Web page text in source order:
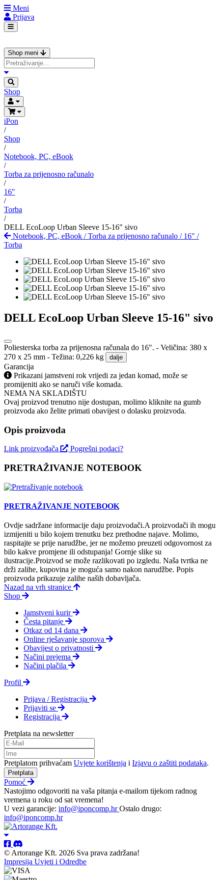
Meni
Prijava
Shop meni
Shop
iPon
/
Shop
/
Notebook, PC, eBook
/
Torba za prijenosno računalo
/
16"
/
Torba
/
DELL EcoLoop Urban Sleeve 15-16" sivo
Notebook, PC, eBook /Torba za prijenosno računalo / 16" /
Torba
DELL EcoLoop Urban Sleeve 15-16" sivo
Poliesterska torba za prijenosna računala do 16". - Veličina: 380 x
270 x 25 mm - Težina: 0,226 kg
dalje
Garancija
Prikazani jamstveni rok vrijedi za jedan komad, može se
promijeniti ako se naruči više komada.
NEMA NA SKLADIŠTU
Ovaj proizvod trenutno nije dostupan, molimo kliknite na gumb
proizvoda ako želite primati obavijest o dolasku proizvoda.
Opis proizvoda
Link proizvođača Pogrešni podaci?
PRETRAŽIVANJE NOTEBOOK
PRETRAŽIVANJE NOTEBOOK
Ovdje sadržane informacije daju proizvodači.A proizvodači ih mogu
izmijeniti u bilo kojem trenutku bez prethodne najave. Molimo,
raspitajte se prije narudžbe, jer ne možemo preuzeti odgovornost za
bilo kakve promjene ili odstupanja! Gornje slike su
ilustracije.Proizvod se može razlikovati po izgledu. Naša tvrtka ne
drži zalihe, kupovina je moguća samo nakon narudžbe. Popis
proizvoda prikazuje zalihe naših dobavljača.
Nazad na vrh stranice
Shop
Jamstveni kurir
Česta pitanje
Otkaz od 14 dana
Online rješavanje sporova
Obavijest o privatnosti
Načini prejema
Načini plačila
Profil
Prijava / Registracija
Prijaviti se
Registracija
Pretplata na newsletter
Pretplatom prihvaćam Uvjete korištenja i Izjavu o zaštiti podataka.
Pretplata
Pomoć
Nastojimo odgovoriti na vaša pitanja e-mailom tijekom radnog
vremena u roku od sat vremena!
U vezi garancije: info@iponcomp.hrOstalo drugo:
info@iponcomp.hr
© Artorange Kft. 2026 Sva prava zadržana!
Impresija Uvjeti i Odredbe